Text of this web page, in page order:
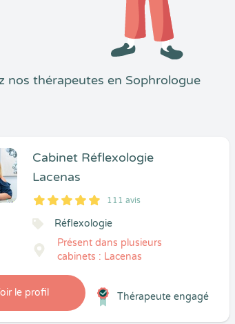
nos thérapeutes en Sophrologue
Cabinet Réflexologie
Lacenas
5
1
5
111 111 avis
Réflexologie
Présent dans plusieurs
cabinets : Lacenas
le profil Thérapeute engagé